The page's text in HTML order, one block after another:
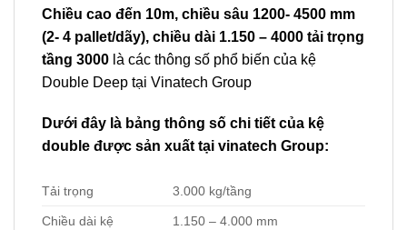
Chiều cao đến 10m, chiều sâu 1200- 4500 mm
(2- 4 pallet/dãy), chiều dài 1.150 – 4000 tải trọng
tầng 3000 là các thông số phổ biến của kệ
Double Deep tại Vinatech Group
Dưới đây là bảng thông số chi tiết của kệ
double được sản xuất tại vinatech Group:
Tải trọng 3.000 kg/tầng
Chiều dài kệ 1.150 – 4.000 mm